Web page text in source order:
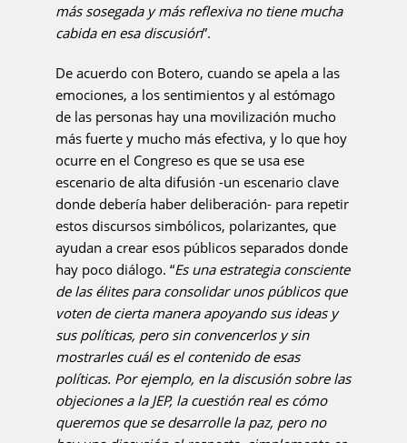
más sosegada y más reflexiva no tiene mucha
cabida en esa discusión”.
De acuerdo con Botero, cuando se apela a las
emociones, a los sentimientos y al estómago
de las personas hay una movilización mucho
más fuerte y mucho más efectiva, y lo que hoy
ocurre en el Congreso es que se usa ese
escenario de alta difusión -un escenario clave
donde debería haber deliberación- para repetir
estos discursos simbólicos, polarizantes, que
ayudan a crear esos públicos separados donde
hay poco diálogo. “Es una estrategia consciente
de las élites para consolidar unos públicos que
voten de cierta manera apoyando sus ideas y
sus políticas, pero sin convencerlos y sin
mostrarles cuál es el contenido de esas
políticas. Por ejemplo, en la discusión sobre las
objeciones a la JEP, la cuestión real es cómo
queremos que se desarrolle la paz, pero no